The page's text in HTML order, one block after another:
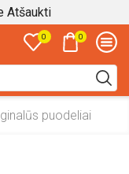
Atšaukti
0 0
puodeliai